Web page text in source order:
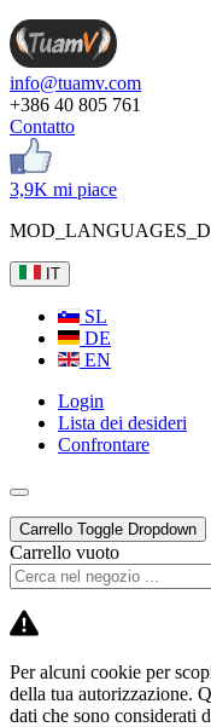
info@tuamv.com
+386 40 805 761
Contatto
3,9K mi piace
IT
SL
DE
EN
Login
Lista dei desideri
Confrontare
Carrello Toggle Dropdown
Carrello vuoto
Per alcuni cookie per
della tua autorizzazione.
dati che sono considerati